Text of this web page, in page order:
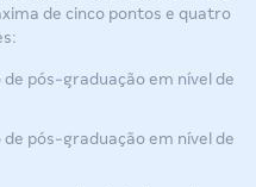
de cinco pontos e quatro
pós-graduação em nível de
pós-graduação em nível de